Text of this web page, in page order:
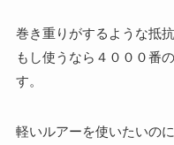
巻き重りがするような抵
もし使うなら４０００番
す。
軽いルアーを使いたいの